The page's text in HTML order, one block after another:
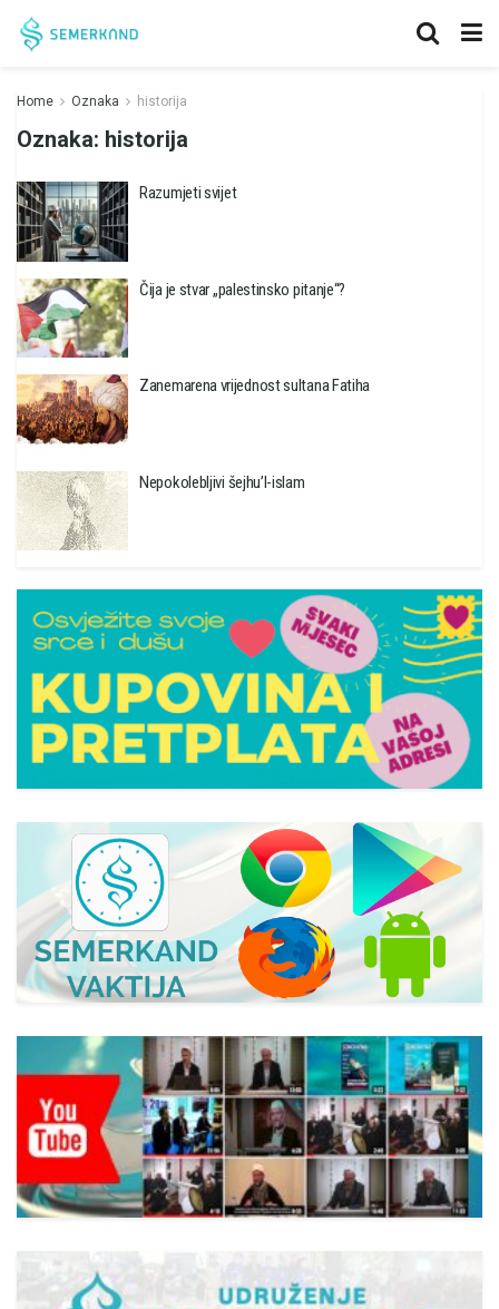
Home Oznaka historija
Oznaka: historija
Razumjeti svijet
Čija je stvar „palestinsko pitanje“?
Zanemarena vrijednost sultana Fatiha
Nepokolebljivi šejhu’l-islam